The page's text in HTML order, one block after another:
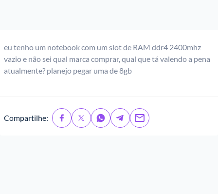
eu tenho um notebook com um slot de RAM ddr4 2400mhz
vazio e não sei qual marca comprar, qual que tá valendo a pena
atualmente? planejo pegar uma de 8gb
Compartilhe: